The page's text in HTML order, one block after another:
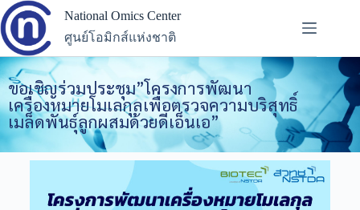
National Omics Center
ศูนย์โอมิกส์แห่งชาติ
ขอเชิญร่วมประชุม”โครงการพัฒนา
เครื่องหมายโมเลกุลเพื่อตรวจความบริสุทธิ์
เมล็ดพันธุ์ลูกผสมด้วยดีเอ็นเอ”